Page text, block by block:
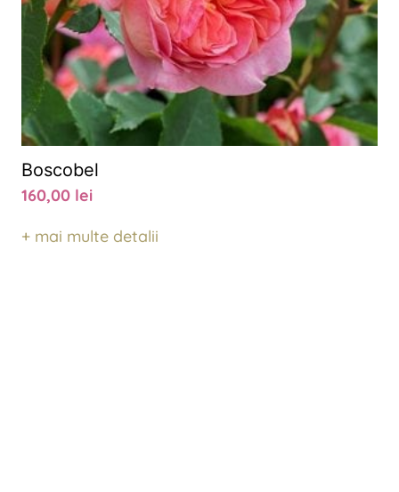
Boscobel
160,00 lei
+ mai multe detalii